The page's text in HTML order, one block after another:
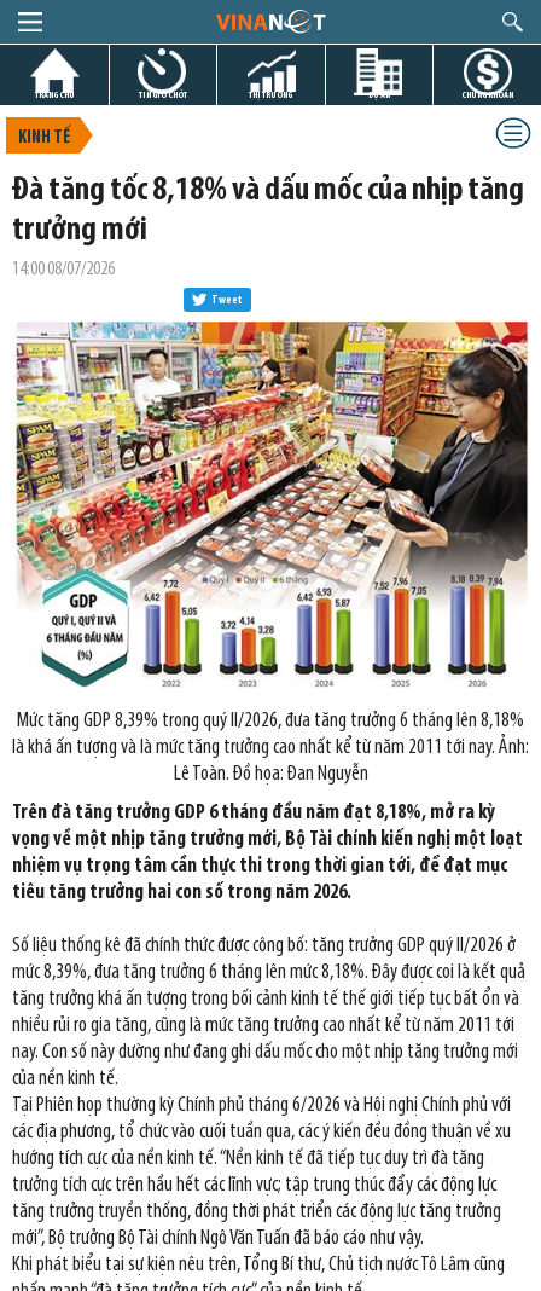
TRANG CHỦ TIN GIỜ CHÓT THỊ TRƯỜNG DỰ ÁN CHỨNG KHOÁN
KINH TẾ
Đà tăng tốc 8,18% và dấu mốc của nhịp tăng
trưởng mới
14:00 08/07/2026
Tweet
Mức tăng GDP 8,39% trong quý II/2026, đưa tăng trưởng 6 tháng lên 8,18%
là khá ấn tượng và là mức tăng trưởng cao nhất kể từ năm 2011 tới nay. Ảnh:
Lê Toàn. Đồ họa: Đan Nguyễn
Trên đà tăng trưởng GDP 6 tháng đầu năm đạt 8,18%, mở ra kỳ
vọng về một nhịp tăng trưởng mới, Bộ Tài chính kiến nghị một loạt
nhiệm vụ trọng tâm cần thực thi trong thời gian tới, để đạt mục
tiêu tăng trưởng hai con số trong năm 2026.
Số liệu thống kê đã chính thức được công bố: tăng trưởng GDP quý II/2026 ở
mức 8,39%, đưa tăng trưởng 6 tháng lên mức 8,18%. Đây được coi là kết quả
tăng trưởng khá ấn tượng trong bối cảnh kinh tế thế giới tiếp tục bất ổn và
nhiều rủi ro gia tăng, cũng là mức tăng trưởng cao nhất kể từ năm 2011 tới
nay. Con số này dường như đang ghi dấu mốc cho một nhịp tăng trưởng mới
của nền kinh tế.
Tại Phiên họp thường kỳ Chính phủ tháng 6/2026 và Hội nghị Chính phủ với
các địa phương, tổ chức vào cuối tuần qua, các ý kiến đều đồng thuận về xu
hướng tích cực của nền kinh tế. “Nền kinh tế đã tiếp tục duy trì đà tăng
trưởng tích cực trên hầu hết các lĩnh vực; tập trung thúc đẩy các động lực
tăng trưởng truyền thống, đồng thời phát triển các động lực tăng trưởng
mới”, Bộ trưởng Bộ Tài chính Ngô Văn Tuấn đã báo cáo như vậy.
Khi phát biểu tại sự kiện nêu trên, Tổng Bí thư, Chủ tịch nước Tô Lâm cũng